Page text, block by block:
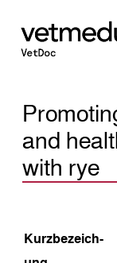
and
with rye
Kurz­bezeich­